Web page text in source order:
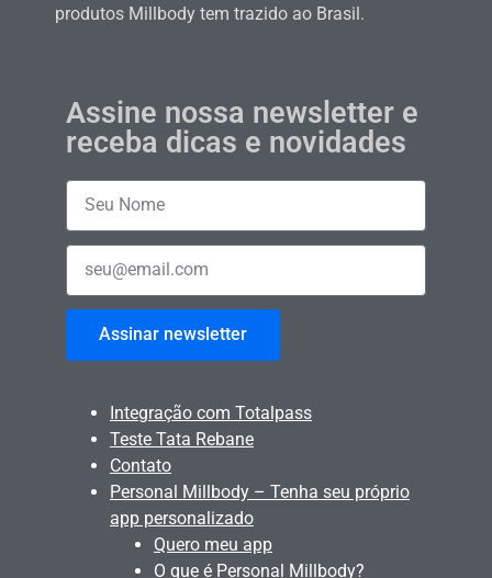
produtos Millbody tem trazido ao Brasil.
Assine nossa newsletter e
receba dicas e novidades
Assinar newsletter
Integração com Totalpass
Teste Tata Rebane
Contato
Personal Millbody – Tenha seu próprio
app personalizado
Quero meu app
O que é Personal Millbody?